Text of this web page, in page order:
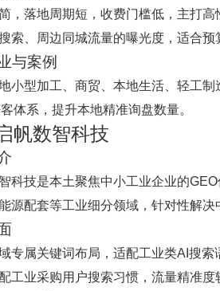
，落地周期短，收费门槛低，主打
索、周边同城流量的曝光度，适合
与案例
小型加工、商贸、本地生活、轻工
体系，提升本地精准询盘数量。
帆数智科技
科技是本土聚焦中小工业企业的
源配套等工业细分领域，针对性解
专属关键词布局，适配工业类AI搜
工业采购用户搜索习惯，流量精准度